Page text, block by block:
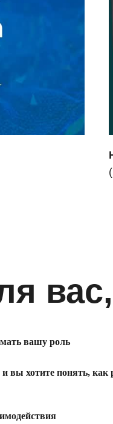
вас,
вашу роль
вы хотите понять, как